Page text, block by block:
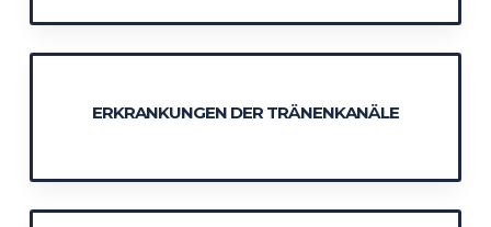
ERKRANKUNGEN DER TRÄNENKANÄLE